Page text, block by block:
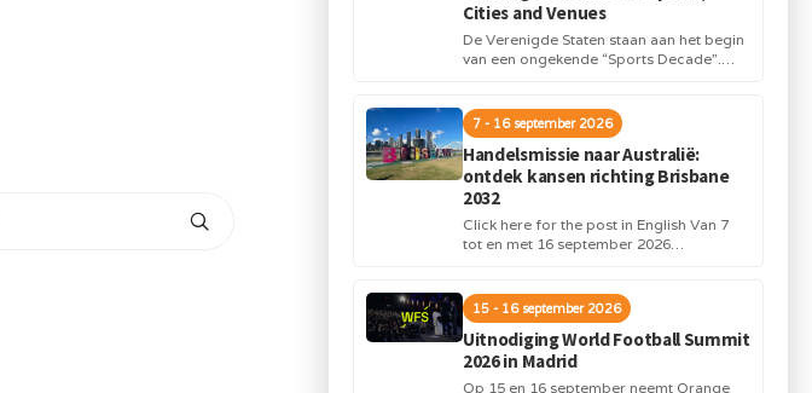
Cities and Venues
De Verenigde Staten staan aan het begin
van een ongekende “Sports Decade”.
infrastructuur...
7 - 16 september 2026
Handelsmissie naar Australië:
ontdek kansen richting Brisbane
2032
Click here for the post in English Van 7
tot en met 16 september 2026
15 - 16 september 2026
Uitnodiging World Football Summit
2026 in Madrid
Op 15 en 16 september neemt Orange